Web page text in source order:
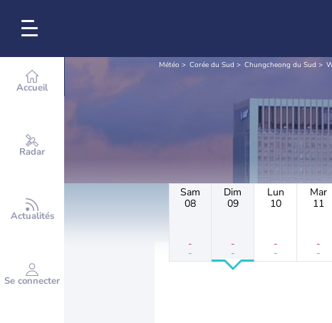
Accueil
Radar
Actualités
Se connecter
Météo Corée du Sud Chungcheong du Sud
Sam
08
-
-
Dim
09
-
-
Lun
10
-
-
Mar
11
-
-